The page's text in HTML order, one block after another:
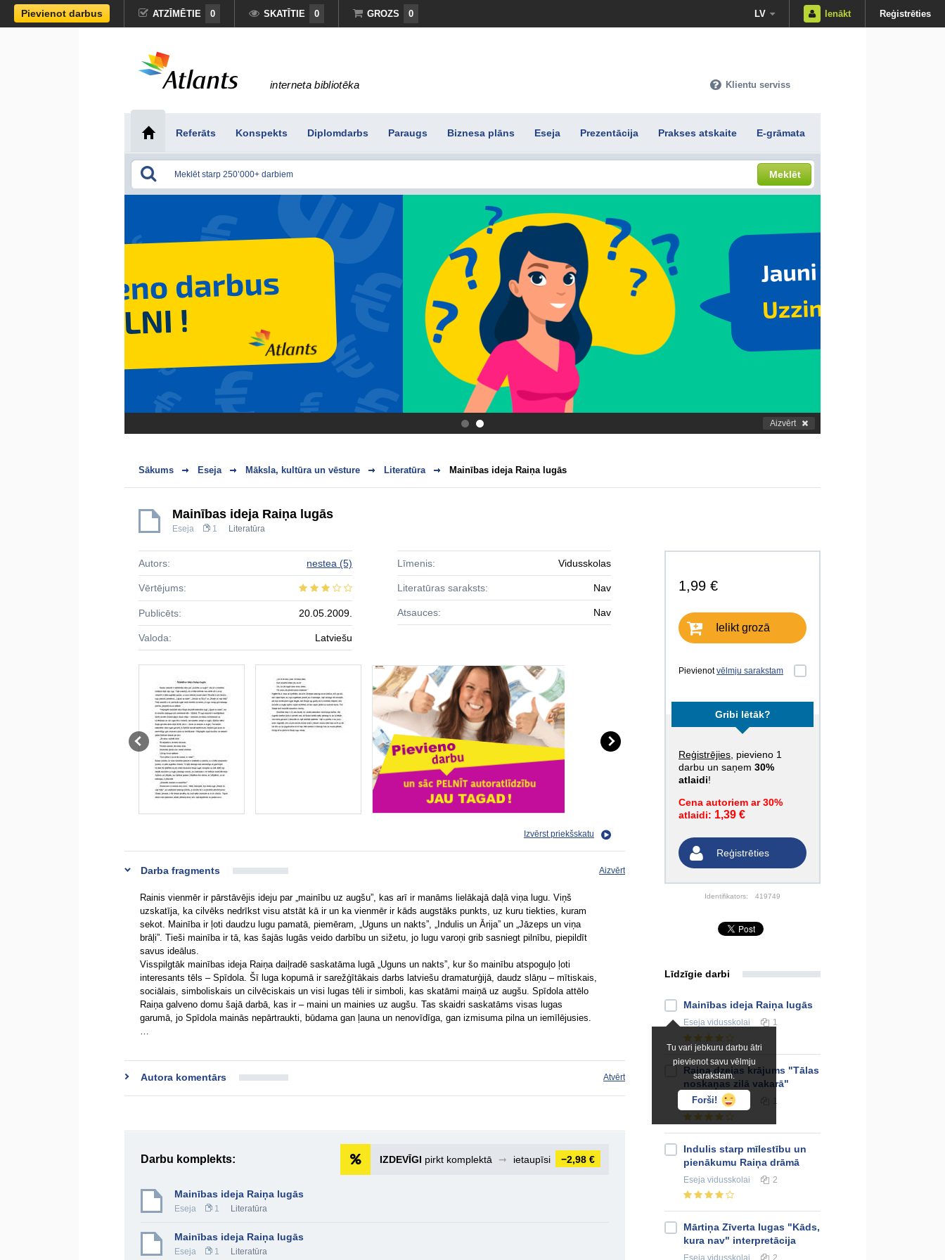
Pievienot darbus ATZĪMĒTIE 0 SKATĪTIE 0 GROZS 0 LV Ienākt Reģistrēties
interneta bibliotēka Klientu serviss
Referāts Konspekts Diplomdarbs Paraugs Biznesa plāns Eseja Prezentācija Prakses atskaite E-grāmata
Meklēt
. Aizvērt
Sākums Eseja Māksla, kultūra un vēsture Literatūra Mainības ideja Raiņa lugās
Mainības ideja Raiņa lugās
Eseja 1 Literatūra
1,99 €
Ielikt grozā
Pievienotvēlmju sarakstam
Gribi lētāk?
Reģistrējies , pievieno 1
darbu un saņem 30%
atlaidi!
Cena autoriem ar 30%
atlaidi: 1,39 €
Reģistrēties
Identifikators: 419749
Autors: nestea (5)
Vērtējums:
Publicēts: 20.05.2009.
Valoda: Latviešu
Līmenis: Vidusskolas
Literatūras saraksts: Nav
Atsauces: Nav
Izvērst priekšskatu
Darba fragments Aizvērt
Rainis vienmēr ir pārstāvējis ideju par „mainību uz augšu”, kas arī ir manāms lielākajā daļā viņa lugu. Viņš
uzskatīja, ka cilvēks nedrīkst visu atstāt kā ir un ka vienmēr ir kāds augstāks punkts, uz kuru tiekties, kuram
sekot. Mainība ir ļoti daudzu lugu pamatā, piemēram, „Uguns un nakts”, „Indulis un Ārija” un „Jāzeps un viņa
brāļi”. Tieši mainība ir tā, kas šajās lugās veido darbību un sižetu, jo lugu varoņi grib sasniegt pilnību, piepildīt
savus ideālus.
Visspilgtāk mainības ideja Raiņa daiļradē saskatāma lugā „Uguns un nakts”, kur šo mainību atspoguļo ļoti
interesants tēls – Spīdola. Šī luga kopumā ir sarežģītākais darbs latviešu dramaturģijā, daudz slāņu – mītiskais,
sociālais, simboliskais un cilvēciskais un visi lugas tēli ir simboli, kas skatāmi maiņā uz augšu. Spīdola attēlo
Raiņa galveno domu šajā darbā, kas ir – maini un mainies uz augšu. Tas skaidri saskatāms visas lugas
garumā, jo Spīdola mainās nepārtraukti, būdama gan ļauna un nenovīdīga, gan izmisuma pilna un iemīlējusies.
…
Autora komentārs Atvērt
Darbu komplekts: IZDEVĪGI pirkt komplektā ➞ ietaupīsi −2,98 €
Mainības ideja Raiņa lugās
Eseja 1 Literatūra
Mainības ideja Raiņa lugās
Eseja 1 Literatūra
Līdzīgie darbi
Tu vari jebkuru darbu ātri
pievienot savu vēlmju
sarakstam.
Forši!
Mainības ideja Raiņa lugās
Eseja vidusskolai 1
Raiņa dzejas krājums "Tālas
noskaņas zilā vakarā"
Esejavidusskolai 1
Indulis starp mīlestību un
pienākumu Raiņa drāmā
Eseja vidusskolai 2
Mārtiņa Zīverta lugas "Kāds,
kura nav" interpretācija